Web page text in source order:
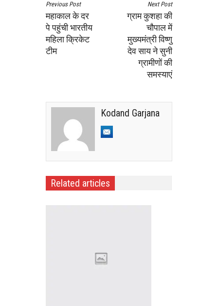
Previous Post
महाकाल के दर
पे पहुंची भारतीय
महिला क्रिकेट
टीम
Next Post
ग्राम कुशहा की
चौपाल में
मुख्यमंत्री विष्णु
देव साय ने सुनी
ग्रामीणों की
समस्याएं
Kodand Garjana
Related articles